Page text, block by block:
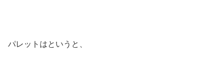
パレットはというと、